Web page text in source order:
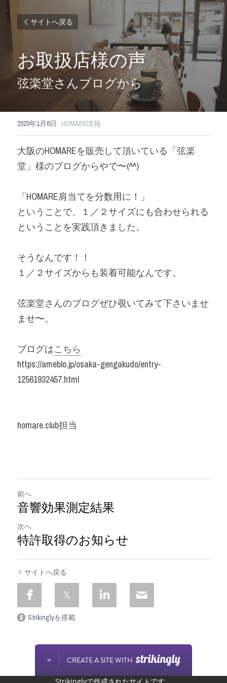
サイトへ戻る
お取扱店様の声
弦楽堂さんブログから
2020年1月6日 · HOMARE情報
大阪のHOMAREを販売して頂いている「弦楽
堂」様のブログからやで〜(^^)
「HOMARE肩当てを分数用に！」
ということで、１／２サイズにも合わせられる
ということを実践頂きました。
そうなんです！！
１／２サイズからも装着可能なんです。
弦楽堂さんのブログぜひ覗いてみて下さいませ
ませ〜。
ブログはこちら
https://ameblo.jp/osaka-gengakudo/entry-
12561932457.html
homare.club担当
前へ
音響効果測定結果
次へ
特許取得のお知らせ
サイトへ戻る
Strikinglyを搭載
CREATE A SITE WITH